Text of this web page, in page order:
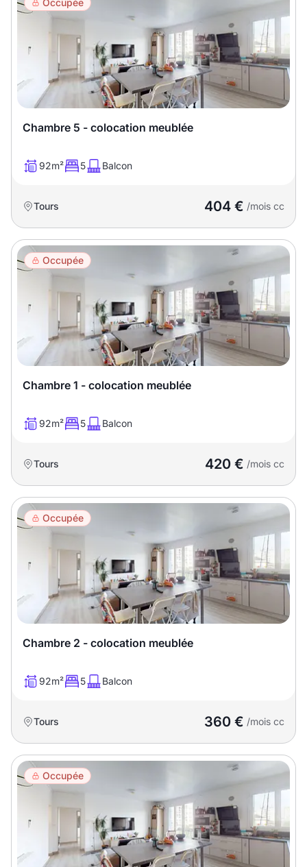
Occupée
Chambre 5 - colocation meublée
92m² 5 Balcon
Tours 404 € /mois cc
Occupée
Chambre 1 - colocation meublée
92m² 5 Balcon
Tours 420 € /mois cc
Occupée
Chambre 2 - colocation meublée
92m² 5 Balcon
Tours 360 € /mois cc
Occupée